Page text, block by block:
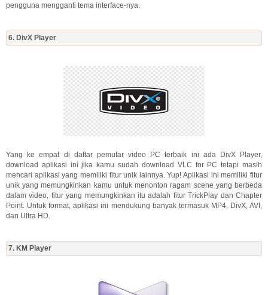
pengguna mengganti tema interface-nya.
6. DivX Player
Yang ke empat di daftar pemutar video PC terbaik ini ada DivX Player,
download aplikasi ini jika kamu sudah download VLC for PC tetapi masih
mencari aplikasi yang memiliki fitur unik lainnya. Yup! Aplikasi ini memiliki fitur
unik yang memungkinkan kamu untuk menonton ragam scene yang berbeda
dalam video, fitur yang memungkinkan itu adalah fitur TrickPlay dan Chapter
Point. Untuk format, aplikasi ini mendukung banyak termasuk MP4, DivX, AVI,
dan Ultra HD.
7. KM Player